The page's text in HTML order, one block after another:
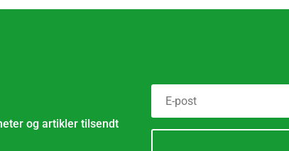
og artikler tilsendt